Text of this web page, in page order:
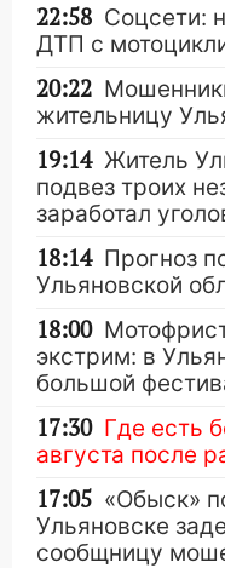
22:58 Соцсети:
ДТП с
20:22
жительницу
19:14 Житель
подвез троих
заработал
18:14 Прогноз
Ульяновской
18:00
экстрим: в
большой
17:30 Где есть
августа после
17:05 «Обыск»
Ульяновске
сообщницу